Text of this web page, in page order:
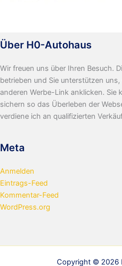
Über H0-Autohaus
Wir freuen uns über Ihren Besuch.
betrieben und Sie unterstützen
anderen Werbe-Link anklicken. Sie
sichern so das Überleben der
verdiene ich an qualifizierten
Meta
Anmelden
Eintrags-Feed
Kommentar-Feed
WordPress.org
Copyright © 2026